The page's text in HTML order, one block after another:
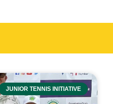
JUNIOR TENNIS INITIATIVE